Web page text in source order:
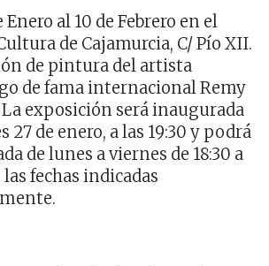
Enero al 10 de Febrero en el
de Cajamurcia, C/ Pío XII.
de pintura del artista
de fama internacional Remy
La exposición será inaugurada
27 de enero, a las 19:30 y podrá
de lunes a viernes de 18:30 a
las fechas indicadas